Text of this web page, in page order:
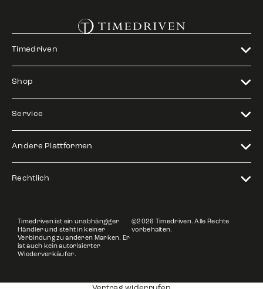
Timedriven
Shop
Service
Andere Plattformen
Rechtlich
Timedriven ist ein unabhängiger
Händler und steht in keiner
Verbindung zu anderen Marken. Er
ist auch kein autorisierter
Wiederverkäufer.
©2026 Timedriven. Alle Rechte
vorbehalten.